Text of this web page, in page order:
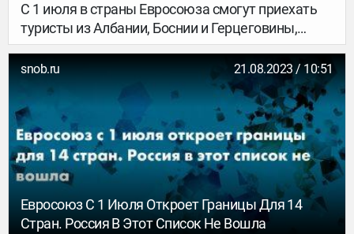
С 1 июля в страны Евросоюза смогут приехать
туристы из Албании, Боснии и Герцеговины,
Косова, Черногории, Северной Македонии и
Сербии. Перечень был сформирован с учетом
эпидемиологической ситуации в странах.
Решения по другим государствам будут
принимать по мере ослабления в них
распространения коронавируса.
snob.ru 21.08.2023 / 10:51
Евросоюз С 1 Июля Откроет Границы Для 14
Стран. Россия В Этот Список Не Вошла